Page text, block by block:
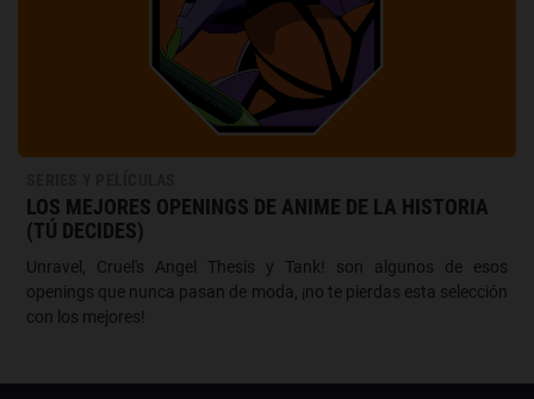
LOS MEJORES OPENINGS DE ANIME DE LA HISTORIA
(TÚ DECIDES)
Unravel, Cruel's Angel Thesis y Tank! son algunos de esos
openings que nunca pasan de moda, ¡no te pierdas esta selección
con los mejores!